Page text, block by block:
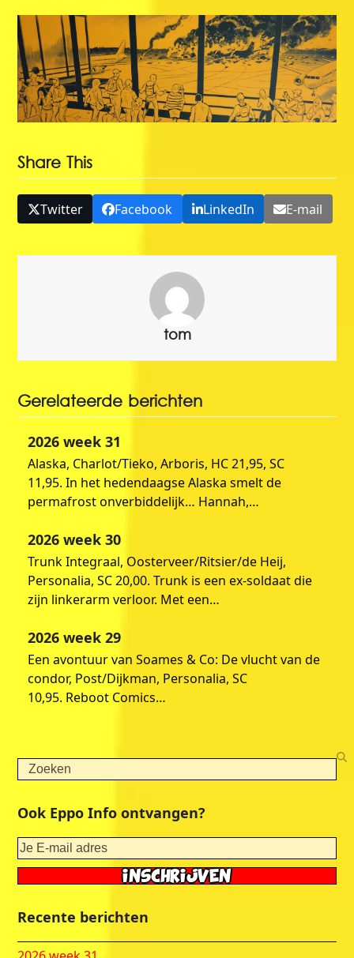
Share This
Twitter Facebook LinkedIn E-mail
tom
Gerelateerde berichten
2026 week 31
Alaska, Charlot/Tieko, Arboris, HC 21,95, SC
11,95. In het hedendaagse Alaska smelt de
permafrost onverbiddelijk… Hannah,…
2026 week 30
Trunk Integraal, Oosterveer/Ritsier/de Heij,
Personalia, SC 20,00. Trunk is een ex-soldaat die
zijn linkerarm verloor. Met een…
2026 week 29
Een avontuur van Soames & Co: De vlucht van de
condor, Post/Dijkman, Personalia, SC
10,95. Reboot Comics…
Search
Ook Eppo Info ontvangen?
Recente berichten